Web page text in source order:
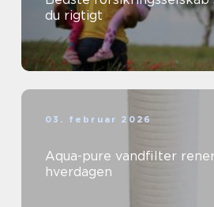
du rigtigt
03. februar 2026
Aqua-pure vandfilter renere drikkevand i
hverdagen